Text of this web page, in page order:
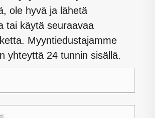
ole hyvä ja lähetä
tai käytä seuraavaa
Myyntiedustajamme
yhteyttä 24 tunnin sisällä.